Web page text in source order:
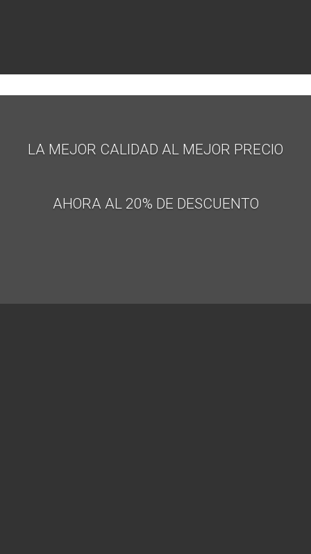
LA MEJOR CALIDAD AL MEJOR PRECIO
AHORA AL 20% DE DESCUENTO